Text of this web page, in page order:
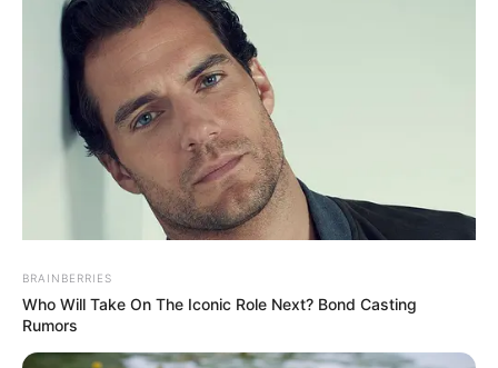
BRAINBERRIES
Who Will Take On The Iconic Role Next? Bond Casting
Rumors